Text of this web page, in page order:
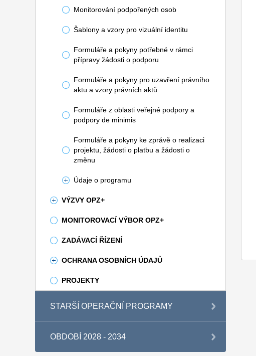
Monitorování podpořených osob
Šablony a vzory pro vizuální identitu
Formuláře a pokyny potřebné v rámci
přípravy žádosti o podporu
Formuláře a pokyny pro uzavření právního
aktu a vzory právních aktů
Formuláře z oblasti veřejné podpory a
podpory de minimis
Formuláře a pokyny ke zprávě o realizaci
projektu, žádosti o platbu a žádosti o
změnu
Údaje o programu
VÝZVY OPZ+
MONITOROVACÍ VÝBOR OPZ+
ZADÁVACÍ ŘÍZENÍ
OCHRANA OSOBNÍCH ÚDAJŮ
PROJEKTY
STARŠÍ OPERAČNÍ PROGRAMY
OBDOBÍ 2028 - 2034